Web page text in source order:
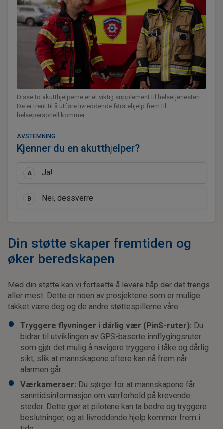
Disse to akutthjelperne er et viktig supplement til helsetjenesten.
De er trent til å utføre livreddende førstehjelp frem til
helsepersonell kommer.
AVSTEMNING
Kjenner du en akutthjelper?
A Ja!
B Nei, dessverre
Din støtte skaper fremtiden og
øker beredskapen
Med din støtte kan vi fortsette å levere håp der det trengs
aller mest. Dette er noen av prosjektene som er mulige
takket være deg og de andre støttespillerne våre:
Tryggere flyvninger i dårlig vær (PinS-ruter): Du
bidrar til utviklingen av GPS-baserte innflygingsruter
som gjør det mulig å navigere tryggere i tåke og dårlig
sikt, slik at mannskapene oftere kan nå frem når
alarmen går.
Værkameraer: Du sørger for at mannskapene får
sanntidsinformasjon om værforhold på krevende
steder. Dette gjør at pilotene kan ta bedre og tryggere
beslutninger, og at livreddende hjelp kommer frem i